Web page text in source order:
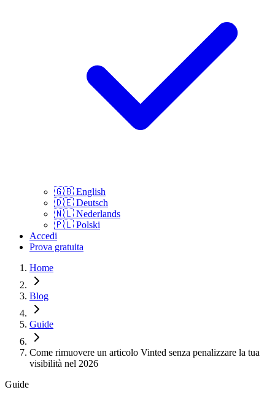
🇬🇧 English
🇩🇪 Deutsch
🇳🇱 Nederlands
🇵🇱 Polski
Accedi
Prova gratuita
Home
Blog
Guide
Come rimuovere un articolo Vinted senza penalizzare la tua
visibilità nel 2026
Guide